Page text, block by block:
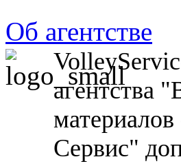
Об агентстве
агентства
материалов
Сервис"